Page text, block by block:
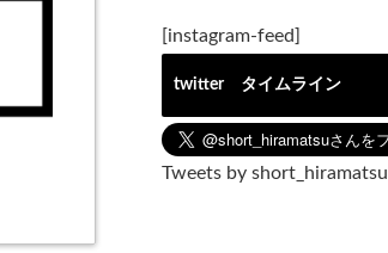
[instagram-feed]
twitter タイムライン
Tweets by short_hiramatsu